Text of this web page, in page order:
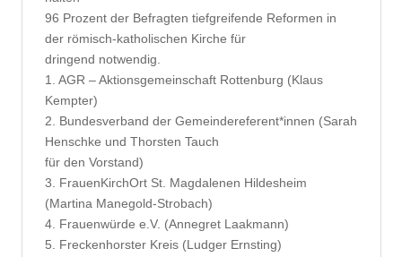
96 Prozent der Befragten tiefgreifende Reformen in
der römisch-katholischen Kirche für
dringend notwendig.
1. AGR – Aktionsgemeinschaft Rottenburg (Klaus
Kempter)
2. Bundesverband der Gemeindereferent*innen (Sarah
Henschke und Thorsten Tauch
für den Vorstand)
3. FrauenKirchOrt St. Magdalenen Hildesheim
(Martina Manegold-Strobach)
4. Frauenwürde e.V. (Annegret Laakmann)
5. Freckenhorster Kreis (Ludger Ernsting)